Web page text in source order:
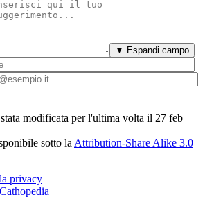
▼ Espandi campo
modificata per l'ultima volta il 27 feb
sotto la Attribution-Share Alike 3.0
privacy